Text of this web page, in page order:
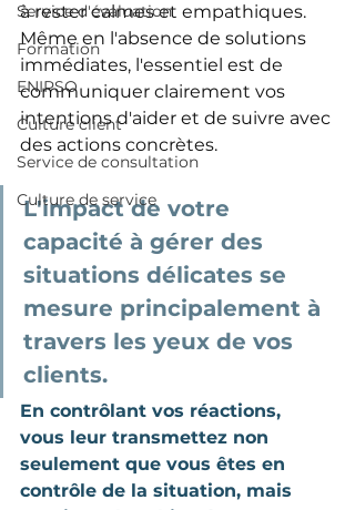
Service d'évaluation
Formation
ENIPSO
Culture client
Service de consultation
Culture de service
à rester calmes et empathiques.
Même en l'absence de solutions
immédiates, l'essentiel est de
communiquer clairement vos
intentions d'aider et de suivre avec
des actions concrètes.
L'impact de votre
capacité à gérer des
situations délicates se
mesure principalement à
travers les yeux de vos
clients.
En contrôlant vos réactions,
vous leur transmettez non
seulement que vous êtes en
contrôle de la situation, mais